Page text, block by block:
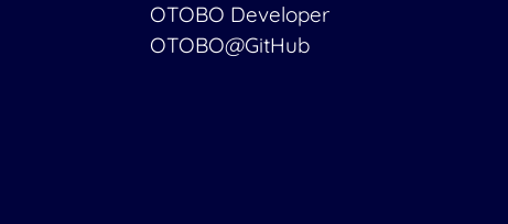
OTOBO Developer
OTOBO@GitHub